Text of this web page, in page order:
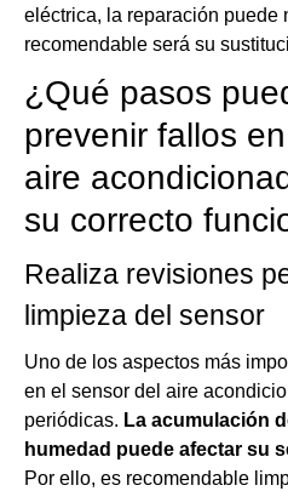
eléctrica, la reparación puede
recomendable será su
¿Qué pasos
prevenir fallos
aire
su correcto
Realiza revisiones
limpieza del sensor
Uno de los aspectos más
en el sensor del aire
periódicas. La acumulación
humedad puede afectar su
Por ello, es recomendable